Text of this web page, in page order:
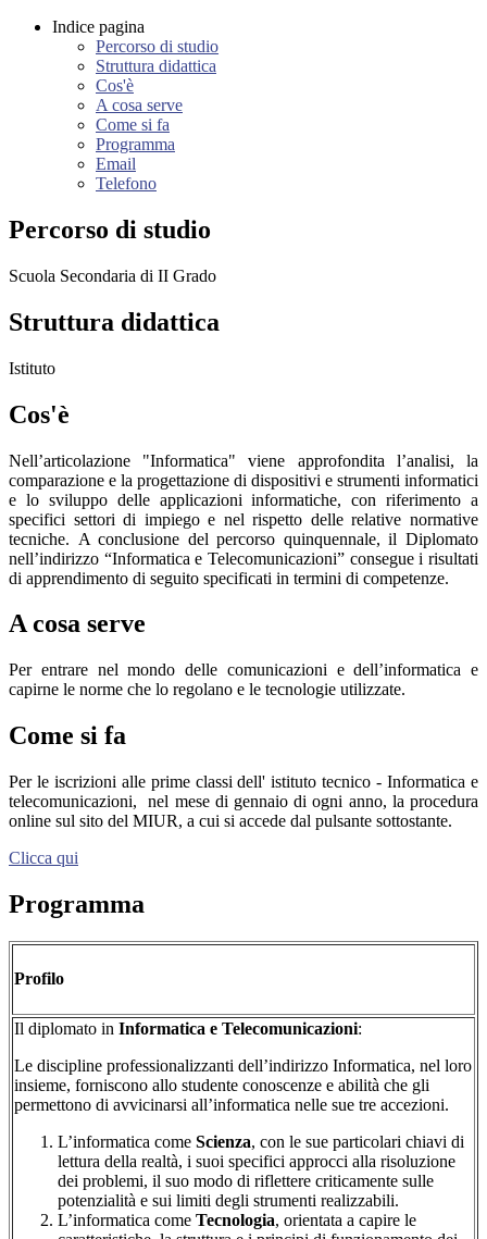
Indice pagina
Percorso di studio
Struttura didattica
Cos'è
A cosa serve
Come si fa
Programma
Email
Telefono
Percorso di studio
Scuola Secondaria di II Grado
Struttura didattica
Istituto
Cos'è
Nell’articolazione "Informatica" viene approfondita l’analisi, la
comparazione e la progettazione di dispositivi e strumenti informatici
e lo sviluppo delle applicazioni informatiche, con riferimento a
specifici settori di impiego e nel rispetto delle relative normative
tecniche. A conclusione del percorso quinquennale, il Diplomato
nell’indirizzo “Informatica e Telecomunicazioni” consegue i risultati
di apprendimento di seguito specificati in termini di competenze.
A cosa serve
Per entrare nel mondo delle comunicazioni e dell’informatica e
capirne le norme che lo regolano e le tecnologie utilizzate.
Come si fa
Per le iscrizioni alle prime classi dell' istituto tecnico - Informatica e
telecomunicazioni,
nel mese di gennaio di ogni anno, la procedura
online sul sito del MIUR, a cui si accede dal pulsante sottostante.
Clicca qui
Programma
Profilo
Il diplomato in Informatica e Telecomunicazioni:
Le discipline professionalizzanti dell’indirizzo Informatica, nel loro
insieme, forniscono allo studente conoscenze e abilità che gli
permettono di avvicinarsi all’informatica nelle sue tre accezioni.
L’informatica come Scienza, con le sue particolari chiavi di
lettura della realtà, i suoi specifici approcci alla risoluzione
dei problemi, il suo modo di riflettere criticamente sulle
potenzialità e sui limiti degli strumenti realizzabili.
L’informatica come Tecnologia, orientata a capire le